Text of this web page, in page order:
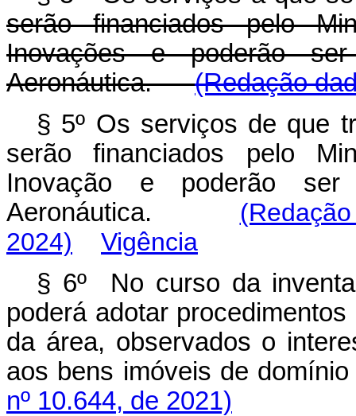
serão financiados pelo
Inovações e poderão
Aeronáutica.(Redação
§ 5º Os serviços de que
serão financiados pelo
Inovação e poderão ser
Aeronáutica.
2024)
Vigência
§ 6º No curso da
poderá adotar
da área, observados o
aos bens imóveis de
nº 10.644, de 2021)